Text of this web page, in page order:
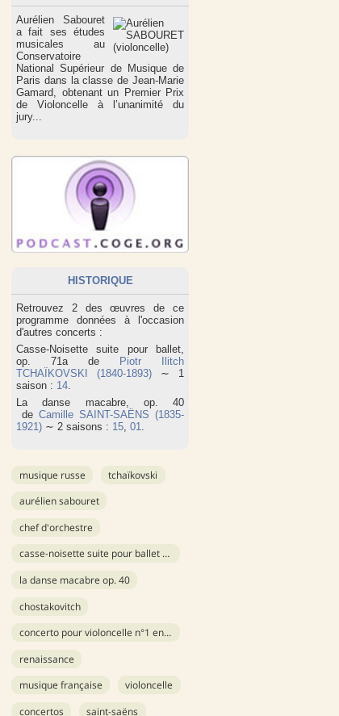
Aurélien Sabouret
a fait ses études
musicales au
Conservatoire
National Supérieur de Musique de
Paris dans la classe de Jean-Marie
Gamard, obtenant un Premier Prix
de Violoncelle à l’unanimité du
jury...
HISTORIQUE
Retrouvez 2 des œuvres de ce
programme données à l'occasion
d'autres concerts :
Casse-Noisette suite pour ballet,
op. 71a de Piotr Ilitch
TCHAÏKOVSKI (1840-1893) ∼ 1
saison : 14
La danse macabre, op. 40
de Camille SAINT-SAËNS (1835-
1921) ∼ 2 saisons : 15 01
musique russe tchaïkovski
aurélien sabouret
chef d'orchestre
casse-noisette suite pour ballet op. 71a
la danse macabre op. 40
chostakovitch
concerto pour violoncelle n°1 en mi bémol majeur
renaissance
musique française violoncelle
concertos saint-saëns